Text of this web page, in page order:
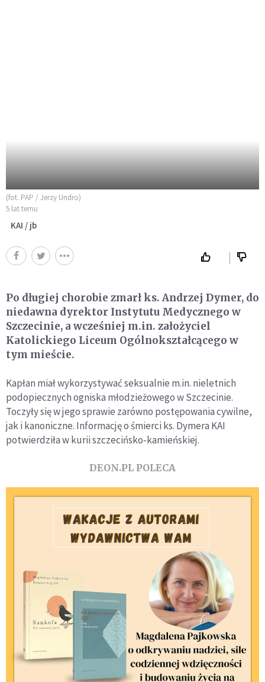
(fot. PAP / Jerzy Undro)
5 lat temu
KAI / jb
Po długiej chorobie zmarł ks. Andrzej Dymer, do
niedawna dyrektor Instytutu Medycznego w
Szczecinie, a wcześniej m.in. założyciel
Katolickiego Liceum Ogólnokształcącego w
tym mieście.
Kapłan miał wykorzystywać seksualnie m.in. nieletnich
podopiecznych ogniska młodzieżowego w Szczecinie.
Toczyły się w jego sprawie zarówno postępowania cywilne,
jak i kanoniczne. Informację o śmierci ks. Dymera KAI
potwierdziła w kurii szczecińsko-kamieńskiej.
DEON.PL POLECA